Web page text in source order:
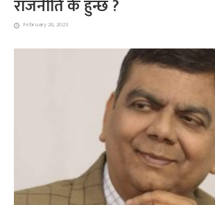
राजनीति के हुन्छ ?
February 28, 2023